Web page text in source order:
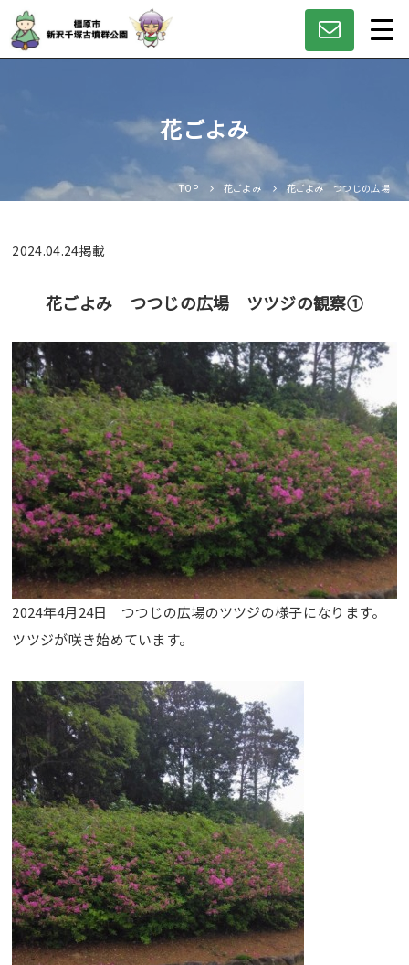
花ごよみ
TOP 花ごよみ 花ごよみ つつじの広場
2024.04.24掲載
花ごよみ つつじの広場 ツツジの観察①
2024年4月24日 つつじの広場のツツジの様子になります。
ツツジが咲き始めています。